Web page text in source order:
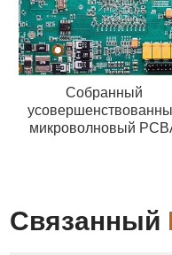
Собранный
микроволновый
Связанный